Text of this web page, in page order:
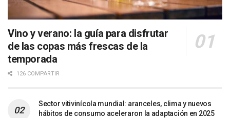
Vino y verano: la guía para disfrutar
de las copas más frescas de la
temporada
126 COMPARTIR
Sector vitivinícola mundial: aranceles, clima y nuevos
hábitos de consumo aceleraron la adaptación en 2025